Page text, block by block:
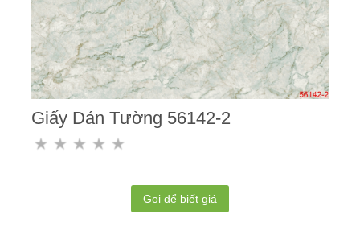
Giấy Dán Tường 56142-2
Gọi để biết giá